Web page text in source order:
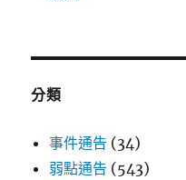
分類
事件通告 (34)
弱點通告 (543)